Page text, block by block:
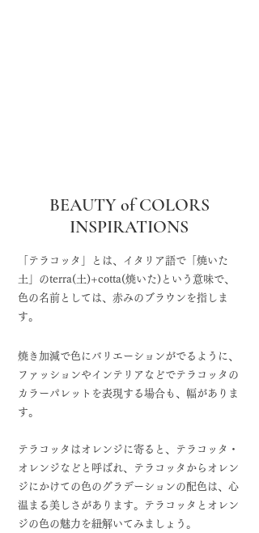
BEAUTY of COLORS
INSPIRATIONS
「テラコッタ」とは、イタリア語で「焼いた
土」のterra(土)+cotta(焼いた)という意味で、
色の名前としては、赤みのブラウンを指しま
す。
焼き加減で色にバリエーションがでるように、
ファッションやインテリアなどでテラコッタの
カラーパレットを表現する場合も、幅がありま
す。
テラコッタはオレンジに寄ると、テラコッタ・
オレンジなどと呼ばれ、テラコッタからオレン
ジにかけての色のグラデーションの配色は、心
温まる美しさがあります。テラコッタとオレン
ジの色の魅力を紐解いてみましょう。